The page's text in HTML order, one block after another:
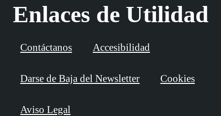
Enlaces de Utilidad
Contáctanos Accesibilidad
Darse de Baja del Newsletter Cookies
Aviso Legal